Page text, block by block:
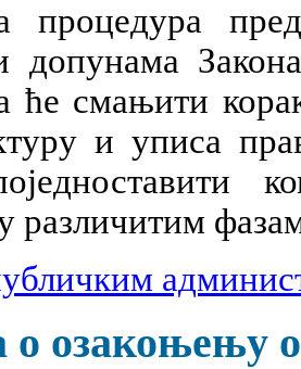
процедура
допунама
ће смањити
и уписа
различитим
озакоњењу